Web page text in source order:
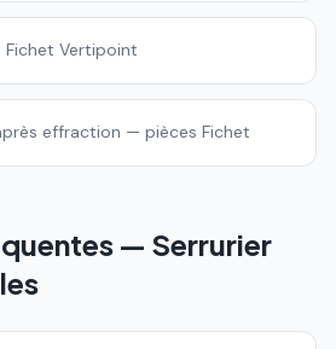
Vertipoint
effraction — pièces Fichet
— Serrurier